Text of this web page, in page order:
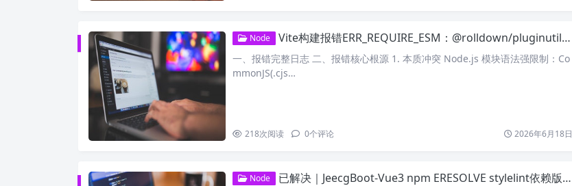
Node Vite构建报错ERR_REQUIRE_ESM：@rolldown/pluginutils 兼容问题完整解决方案
一、报错完整日志 二、报错核心根源 1. 本质冲突 Node.js 模块语法强限制：Co
mmonJS(.cjs…
218次阅读 0个评论 2026年6月18日
Node 已解决｜JeecgBoot-Vue3 npm ERESOLVE stylelint依赖版本冲突报错